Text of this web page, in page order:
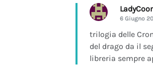
6 Giugno
trilogia delle
del drago da il
libreria sempre